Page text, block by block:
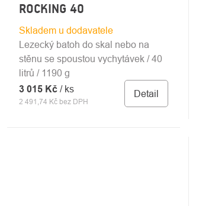
ROCKING 40
Skladem u dodavatele
2 491,74 Kč bez DPH
3 015 Kč/ ks Detail
Lezecký batoh do skal nebo na
stěnu se spoustou vychytávek / 40
litrů / 1190 g